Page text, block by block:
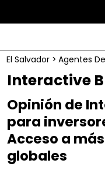
El Salvador > Agentes
Interactive
Opinión de
para
Acceso a
globales